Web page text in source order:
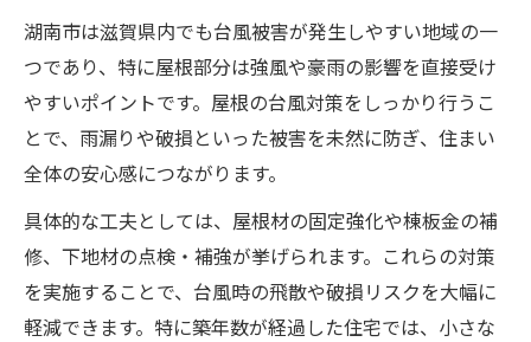
湖南市は滋賀県内でも台風被害が発生しやすい地域の一
つであり、特に屋根部分は強風や豪雨の影響を直接受け
やすいポイントです。屋根の台風対策をしっかり行うこ
とで、雨漏りや破損といった被害を未然に防ぎ、住まい
全体の安心感につながります。
具体的な工夫としては、屋根材の固定強化や棟板金の補
修、下地材の点検・補強が挙げられます。これらの対策
を実施することで、台風時の飛散や破損リスクを大幅に
軽減できます。特に築年数が経過した住宅では、小さな